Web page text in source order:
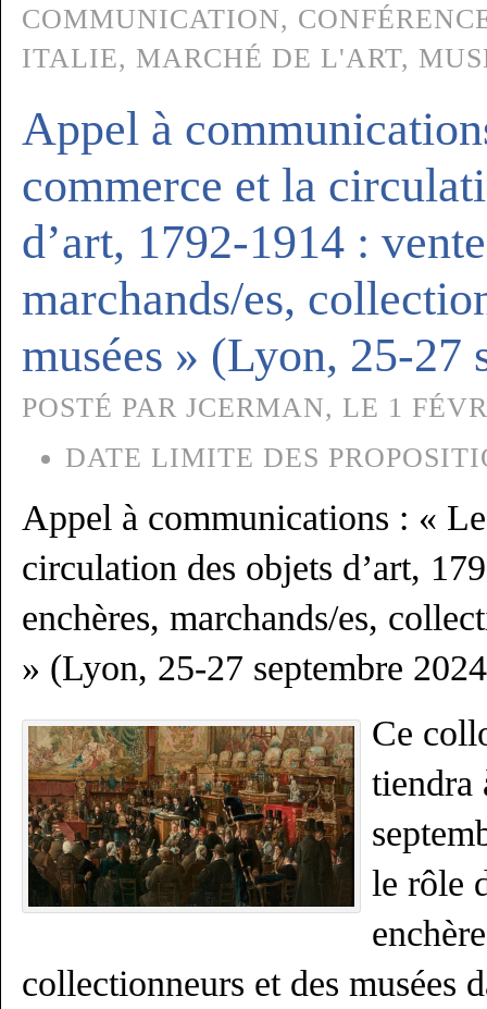
COMMUNICATION,
ITALIE, MARCHÉ DE L'ART,
Appel à
commerce et la
d’art, 1792-1914 :
marchands/es,
musées » (Lyon, 25-27
POSTÉ PAR JCERMAN, LE 1
DATE LIMITE DES
Appel à communications : «
circulation des objets d’art,
enchères, marchands/es,
» (Lyon, 25-27 septembre
Ce
tiendra
le rôle
collectionneurs et des musées